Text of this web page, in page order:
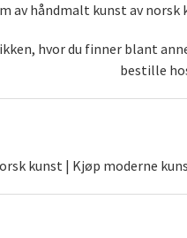
av håndmalt kunst av
hvor du finner blant
bestille
kunst | Kjøp moderne